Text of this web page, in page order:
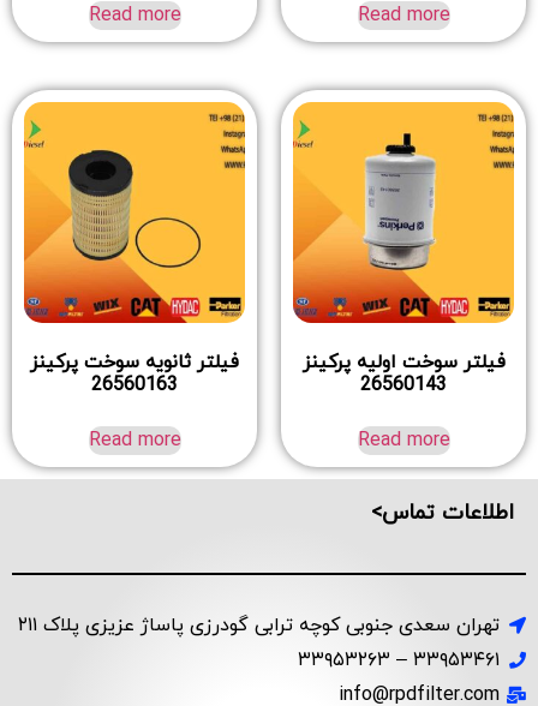
Read more
Read more
فیلتر سوخت اولیه پرکینز
26560143
Read more
فیلتر ثانویه سوخت پرکینز
26560163
Read more
اطلاعات تماس>
تهران سعدی جنوبی کوچه ترابی گودرزی پاساژ عزیزی پلاک ۲۱۱
۳۳۹۵۳۴۶۱ – ۳۳۹۵۳۲۶۳
info@rpdfilter.com